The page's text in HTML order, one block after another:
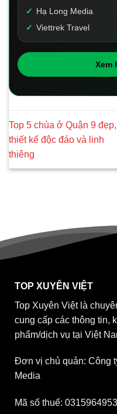
Hạ Long Media
Viettrek Travel
Xem
Top 5 chùa ở Quận 9 đẹp,
thiết kế độc đáo và linh
thiêng
TOP XUYÊN VIỆT
Top Xuyên Việt là
cung cấp các thông tin,
phẩm/dịch vụ tại Việt
Đơn vị chủ quản: Công
Media
Mã số thuế: 0315964953